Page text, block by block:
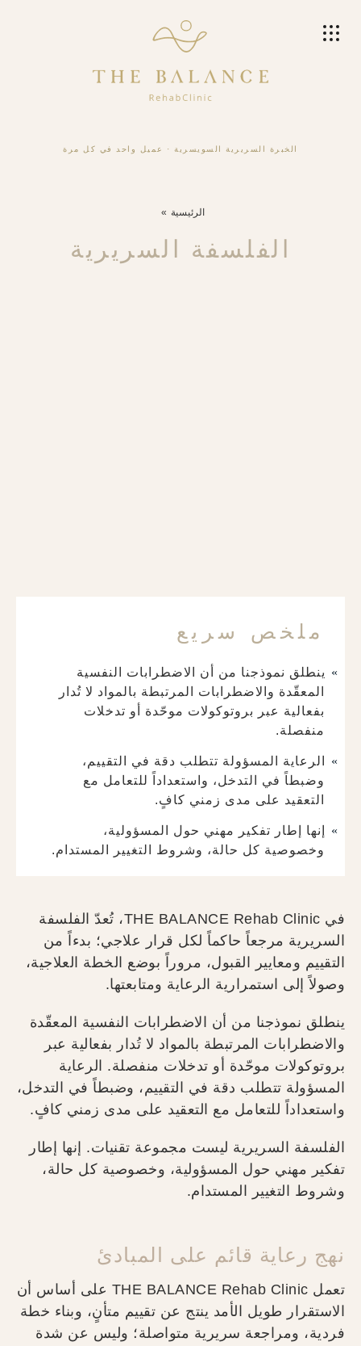
الخبرة السريرية السويسرية · عميل واحد في كل مرة
الرئيسية
الفلسفة السريرية
ملخص سريع
ينطلق نموذجنا من أن الاضطرابات النفسية
المعقّدة والاضطرابات المرتبطة بالمواد لا تُدار
بفعالية عبر بروتوكولات موحّدة أو تدخلات
منفصلة.
الرعاية المسؤولة تتطلب دقة في التقييم،
وضبطاً في التدخل، واستعداداً للتعامل مع
التعقيد على مدى زمني كافٍ.
إنها إطار تفكير مهني حول المسؤولية،
وخصوصية كل حالة، وشروط التغيير المستدام.
في THE BALANCE Rehab Clinic، تُعدّ الفلسفة
السريرية مرجعاً حاكماً لكل قرار علاجي؛ بدءاً من
التقييم ومعايير القبول، مروراً بوضع الخطة العلاجية،
وصولاً إلى استمرارية الرعاية ومتابعتها.
ينطلق نموذجنا من أن الاضطرابات النفسية المعقّدة
والاضطرابات المرتبطة بالمواد لا تُدار بفعالية عبر
بروتوكولات موحّدة أو تدخلات منفصلة. الرعاية
المسؤولة تتطلب دقة في التقييم، وضبطاً في التدخل،
واستعداداً للتعامل مع التعقيد على مدى زمني كافٍ.
الفلسفة السريرية ليست مجموعة تقنيات. إنها إطار
تفكير مهني حول المسؤولية، وخصوصية كل حالة،
وشروط التغيير المستدام.
نهج رعاية قائم على المبادئ
تعمل THE BALANCE Rehab Clinic على أساس أن
الاستقرار طويل الأمد ينتج عن تقييم متأنٍ، وبناء خطة
فردية، ومراجعة سريرية متواصلة؛ وليس عن شدة